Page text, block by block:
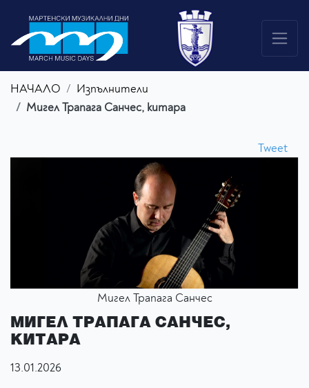
НАЧАЛО
Изпълнители
Мигел Трапага Санчес, китара
Tweet
Мигел Трапага Санчес
МИГЕЛ ТРАПАГА САНЧЕС,
КИТАРА
13.01.2026